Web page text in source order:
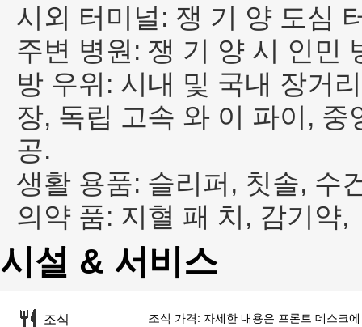
시외 터미널: 쟁 기 양 도심
주변 병원: 쟁 기 양 시 인민
방 우위: 시내 및 국내 장거
장, 독립 고속 와 이 파이,
공.
생활 용품: 슬리퍼, 칫솔, 수
의약 품: 지혈 패 치, 감기약,
시설 & 서비스
조식 조식 가격: 자세한 내용은 프론트 데스크